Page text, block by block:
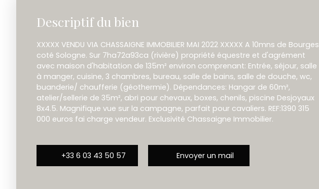
Descriptif du bien
XXXXX VENDU VIA CHASSAIGNE IMMOBILIER MAI 2022 XXXXX A 10mns de Bourges
coté Sologne. Sur 7ha72a93ca (rivière) propriété équestre et d'agrément
avec maison d'habitation de 135m² environ comprenant: Entrée, séjour, salle
à manger, cuisine, 3 chambres, bureau, salle de bains, salle de douche, wc,
buanderie/ chaufferie (géothermie). Dépendances: Hangar de 60m²,
atelier/sellerie de 35m², abri pour chevaux, boxes, chenils, piscine Desjoyaux
8x4.5. Magnifique vue sur la campagne, parfait pour cavaliers. REF:1390 315
000 euros fai charge vendeur. Exclusivité Chassaigne Immobilier.
+33 6 03 43 50 57 Envoyer un mail